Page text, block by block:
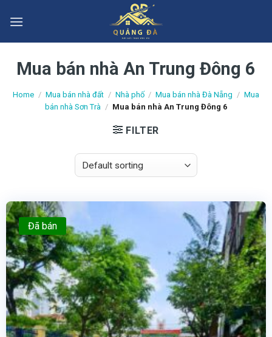
Mua bán nhà An Trung Đông 6
Home / Mua bán nhà đất / Nhà phố / Mua bán nhà Đà Nẵng / Mua
bán nhà Sơn Trà / Mua bán nhà An Trung Đông 6
FILTER
Đã bán